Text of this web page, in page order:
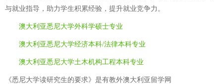
与就业指导，助力学生积累经验，提升就业竞争力。
澳大利亚悉尼大学外科学硕士专业
澳大利亚悉尼大学经济本科/法律本科专业
澳大利亚悉尼大学土木机构工程本科专业
《悉尼大学读研究生的要求》是有教外澳大利亚留学网